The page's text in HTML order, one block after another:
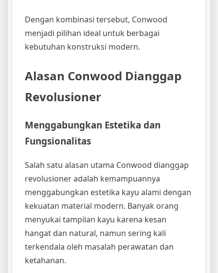
Dengan kombinasi tersebut, Conwood
menjadi pilihan ideal untuk berbagai
kebutuhan konstruksi modern.
Alasan Conwood Dianggap
Revolusioner
Menggabungkan Estetika dan
Fungsionalitas
Salah satu alasan utama Conwood dianggap
revolusioner adalah kemampuannya
menggabungkan estetika kayu alami dengan
kekuatan material modern. Banyak orang
menyukai tampilan kayu karena kesan
hangat dan natural, namun sering kali
terkendala oleh masalah perawatan dan
ketahanan.